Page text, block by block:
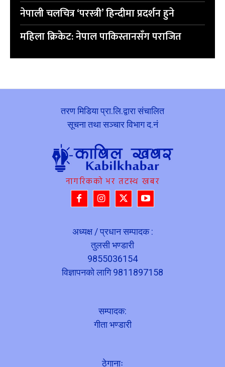
नेपाली चलचित्र ‘परस्त्री’ हिन्दीमा प्रदर्शन हुने
महिला क्रिकेट: नेपाल पाकिस्तानसँग पराजित
तरण मिडिया प्रा.लि.द्वारा संचालित
सूचना तथा सञ्चार विभाग द.नं
नागरिकको भर तटस्थ खबर
अध्यक्ष / प्रधान सम्पादक :
तुलसी भण्डारी
9855036154
विज्ञापनको लागि 9811897158
सम्पादक:
गीता भण्डारी
ठेगानाः